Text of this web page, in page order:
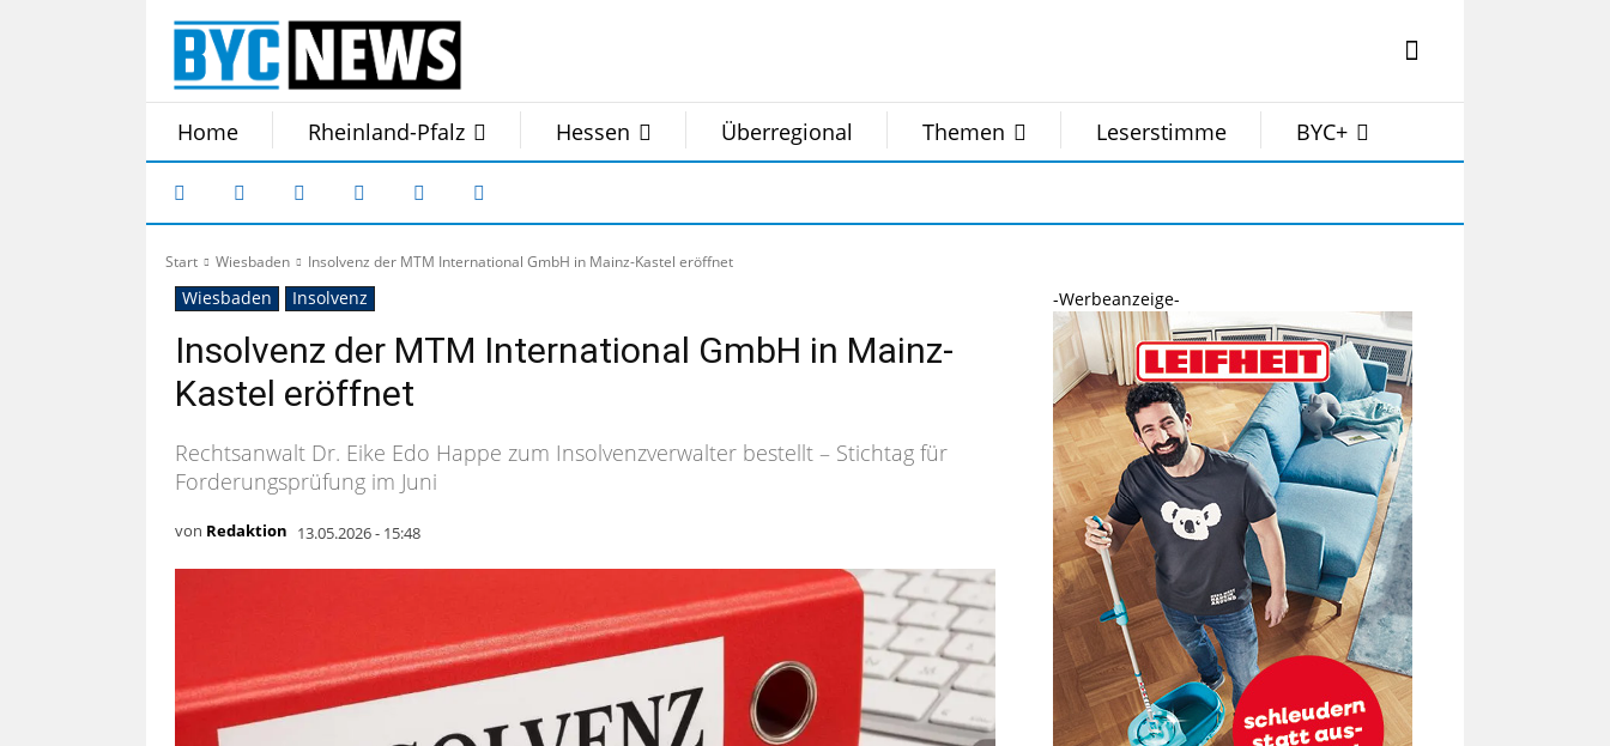
Home Rheinland-Pfalz Hessen Überregional Themen Leserstimme BYC+
Start Wiesbaden Insolvenz der MTM International GmbH in Mainz-Kastel eröffnet
Wiesbaden Insolvenz
Insolvenz der MTM International GmbH in Mainz-
Kastel eröffnet
Rechtsanwalt Dr. Eike Edo Happe zum Insolvenzverwalter bestellt – Stichtag für
Forderungsprüfung im Juni
von Redaktion 13.05.2026 - 15:48
-Werbeanzeige-